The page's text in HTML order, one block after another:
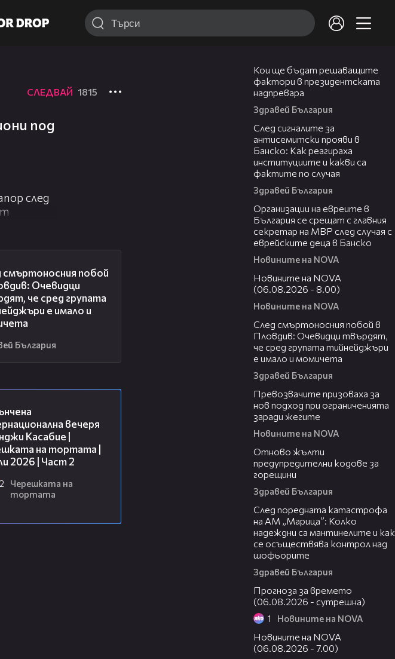
СЛЕДВАЙ 1815
под
след
смъртоносния побой
Очевидци
че сред групата
е имало и
България
вечеря
Касабие |
на тортата |
2026 | Част 2
2
Черешката на
тортата
Кои ще бъдат решаващите
фактори в президентската
надпревара
Здравей България
След сигналите за
антисемитски прояви в
Банско: Как реагираха
институциите и какви са
фактите по случая
Здравей България
Организации на евреите в
България се срещат с главния
секретар на МВР след случая с
еврейските деца в Банско
Новините на NOVA
Новините на NOVA
(06.08.2026 - 8.00)
Новините на NOVA
След смъртоносния побой в
Пловдив: Очевидци твърдят,
че сред групата тийнейджъри
е имало и момичета
Здравей България
Превозвачите призоваха за
нов подход при ограниченията
заради жегите
Новините на NOVA
Отново жълти
предупредителни кодове за
горещини
Здравей България
След поредната катастрофа
на АМ „Марица”: Колко
надеждни са мантинелите и как
се осъществява контрол над
шофьорите
Здравей България
Прогноза за времето
(06.08.2026 - сутрешна)
1 Новините на NOVA
Новините на NOVA
(06.08.2026 - 7.00)